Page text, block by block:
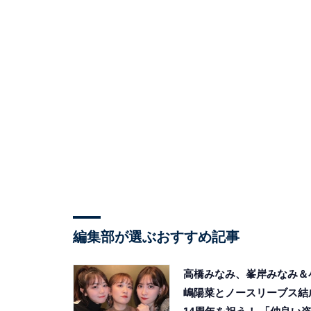
編集部が選ぶおすすめ記事
高橋みなみ、峯岸みなみ＆
嶋陽菜とノースリーブス結